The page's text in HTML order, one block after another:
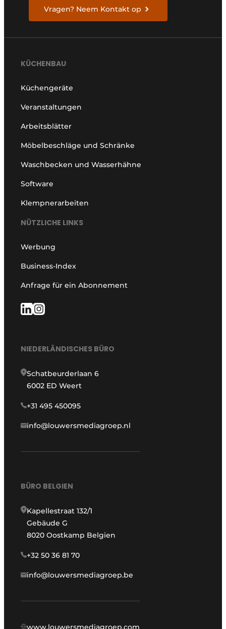
Vragen? Neem Kontakt op
KÜCHENBAU
Küchengeräte
Veranstaltungen
Arbeitsblätter
Möbelbeschläge und Schränke
Waschbecken und Wasserhähne
Software
Klempnerarbeiten
NÜTZLICHE LINKS
Werbung
Business-Index
Anfrage für ein Abonnement
NIEDERLÄNDISCHES BÜRO
Schatbeurderlaan 6
6002 ED Weert
+31 495 450095
info@louwersmediagroep.nl
BÜRO BELGIEN
Kapellestraat 132/1
Gebäude G
8020 Oostkamp Belgien
+32 50 36 81 70
info@louwersmediagroep.be
www.louwersmediagroep.com